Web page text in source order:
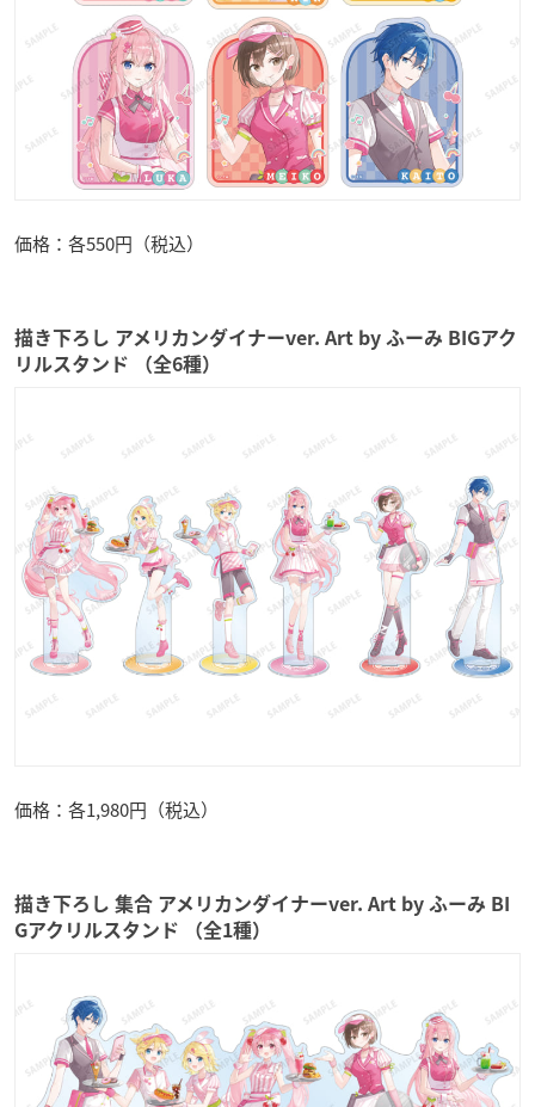
価格：各550円（税込）
描き下ろし アメリカンダイナーver. Art by ふーみ BIGアク
リルスタンド （全6種）
価格：各1,980円（税込）
描き下ろし 集合 アメリカンダイナーver. Art by ふーみ BI
Gアクリルスタンド （全1種）